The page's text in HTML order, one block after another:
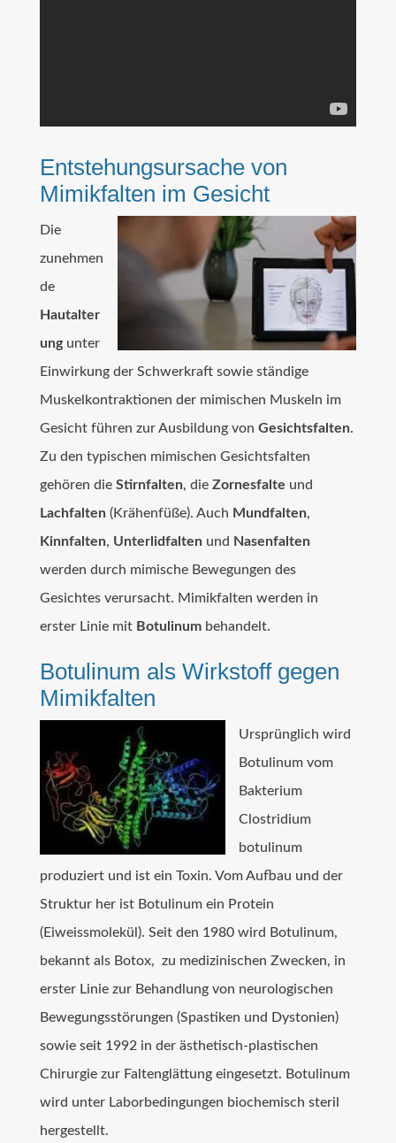
Entstehungsursache von
Mimikfalten im Gesicht
Die
zunehmen
de
Hautalter
ungunter
Einwirkung der Schwerkraft sowie ständige
Muskelkontraktionen der mimischen Muskeln im
Gesicht führen zur Ausbildung von Gesichtsfalten.
Zu den typischen mimischen Gesichtsfalten
gehören die Stirnfalten, die Zornesfalte und
Lachfalten (Krähenfüße). Auch Mundfalten,
Kinnfalten, Unterlidfalten und Nasenfalten
werden durch mimische Bewegungen des
Gesichtes verursacht. Mimikfalten werden in
erster Linie mit Botulinumbehandelt.
Botulinum als Wirkstoff gegen
Mimikfalten
Ursprünglich wird
Botulinum vom
Bakterium
Clostridium
botulinum
produziert und ist ein Toxin. Vom Aufbau und der
Struktur her ist Botulinum ein Protein
(Eiweissmolekül). Seit den 1980 wird Botulinum,
bekannt als Botox, zu medizinischen Zwecken, in
erster Linie zur Behandlung von neurologischen
Bewegungsstörungen (Spastiken und Dystonien)
sowie seit 1992 in der ästhetisch-plastischen
Chirurgie zur Faltenglättung eingesetzt. Botulinum
wird unter Laborbedingungen biochemisch steril
hergestellt.